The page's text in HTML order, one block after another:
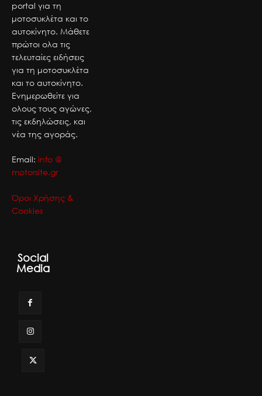
portal για τη
μοτοσυκλέτα και το
αυτοκίνητο. Μάθετε
πρώτοι ολα τις
τελευταίες ειδήσεις
για τη μοτοσυκλέτα
και το αυτοκίνητο.
Ενημερωθείτε για
ολους τους αγώνες,
τις εκδηλώσεις, και
νέα της αγοράς.
Email: info @
motorsite.gr
Όροι Χρήσης &
Cookies
Social
Media